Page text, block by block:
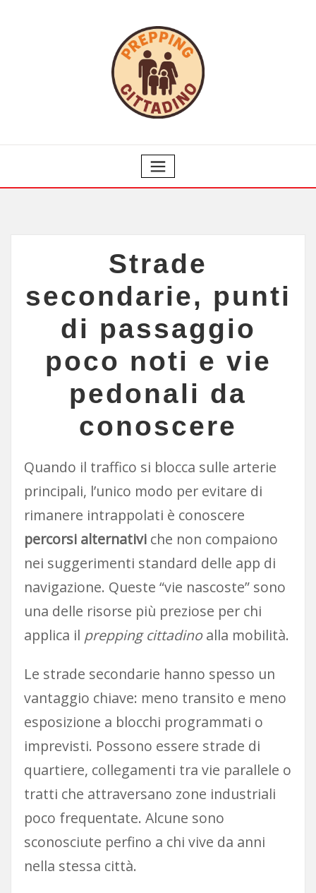
Strade
secondarie, punti
di passaggio
poco noti e vie
pedonali da
conoscere
Quando il traffico si blocca sulle arterie
principali, l’unico modo per evitare di
rimanere intrappolati è conoscere
percorsi alternativiche non compaiono
nei suggerimenti standard delle app di
navigazione. Queste “vie nascoste” sono
una delle risorse più preziose per chi
applica il prepping cittadinoalla mobilità.
Le strade secondarie hanno spesso un
vantaggio chiave: meno transito e meno
esposizione a blocchi programmati o
imprevisti. Possono essere strade di
quartiere, collegamenti tra vie parallele o
tratti che attraversano zone industriali
poco frequentate. Alcune sono
sconosciute perfino a chi vive da anni
nella stessa città.